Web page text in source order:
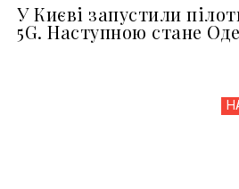
У Києві запустили
5G. Наступною стане